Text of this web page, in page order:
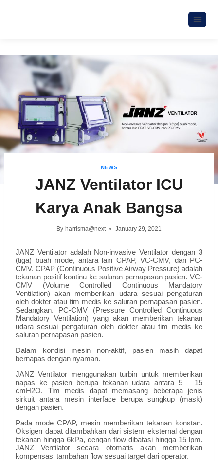
NEWS
JANZ Ventilator ICU
Karya Anak Bangsa
By harrisma@next January 29, 2021
JANZ Ventilator adalah Non-invasive Ventilator dengan 3
(tiga) buah mode, antara lain CPAP, VC-CMV, dan PC-
CMV. CPAP (Continuous Positive Airway Pressure) adalah
tekanan positif kontinu ke saluran pernapasan pasien. VC-
CMV (Volume Controlled Continuous Mandatory
Ventilation) akan memberikan udara sesuai pengaturan
oleh dokter atau tim medis ke saluran pernapasan pasien.
Sedangkan, PC-CMV (Pressure Controlled Continuous
Mandatory Ventilation) yang akan memberikan tekanan
udara sesuai pengaturan oleh dokter atau tim medis ke
saluran pernapasan pasien.
Dalam kondisi mesin non-aktif, pasien masih dapat
bernapas dengan nyaman.
JANZ Ventilator menggunakan turbin untuk memberikan
napas ke pasien berupa tekanan udara antara 5 – 15
cmH2O. Tim medis dapat memasang beberapa jenis
sirkuit antara mesin interface berupa sungkup (mask)
dengan pasien.
Pada mode CPAP, mesin memberikan tekanan konstan.
Oksigen dapat ditambahkan dari sistem eksternal dengan
tekanan hingga 6kPa, dengan flow dibatasi hingga 15 lpm.
JANZ Ventilator secara otomatis akan memberikan
kompensasi tambahan flow sesuai target dari operator.